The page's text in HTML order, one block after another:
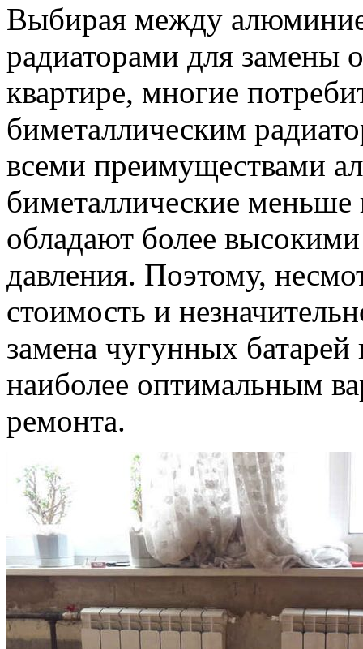
Выбирая между
радиаторами для замены
квартире, многие
биметаллическим
всеми преимуществами
биметаллические
обладают более
давления. Поэтому,
стоимость и
замена чугунных батарей
наиболее оптимальным
ремонта.